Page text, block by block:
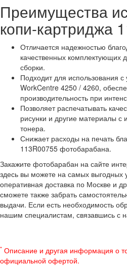
Преимущества
копи-картриджа
Отличается надежностью
качественных комплектующих
сборки.
Подходит для использования с
WorkCentre 4250 / 4260,
производительность при
Позволяет распечатывать
рисунки и другие материалы с
тонера.
Снижает расходы на печать
113R00755 фотобарабана.
Закажите фотобарабан на сайте
здесь вы можете на самых выгодных
оперативная доставка по Москве и
сможете также забрать
выдачи. Если есть необходимость
нашим специалистам, связавшись с
* Описание и другая информация о
официальной офертой.